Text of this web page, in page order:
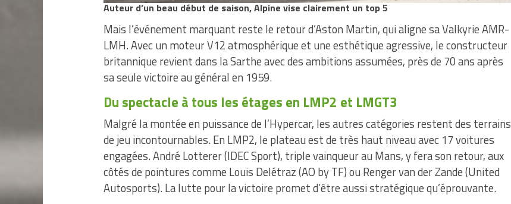
Auteur d’un beau début de saison, Alpine vise clairement un top 5
Mais l’événement marquant reste le retour d’Aston Martin, qui aligne sa Valkyrie AMR-
LMH. Avec un moteur V12 atmosphérique et une esthétique agressive, le constructeur
britannique revient dans la Sarthe avec des ambitions assumées, près de 70 ans après
sa seule victoire au général en 1959.
Du spectacle à tous les étages en LMP2 et LMGT3
Malgré la montée en puissance de l’Hypercar, les autres catégories restent des terrains
de jeu incontournables. En LMP2, le plateau est de très haut niveau avec 17 voitures
engagées. André Lotterer (IDEC Sport), triple vainqueur au Mans, y fera son retour, aux
côtés de pointures comme Louis Delétraz (AO by TF) ou Renger van der Zande (United
Autosports). La lutte pour la victoire promet d’être aussi stratégique qu’éprouvante.